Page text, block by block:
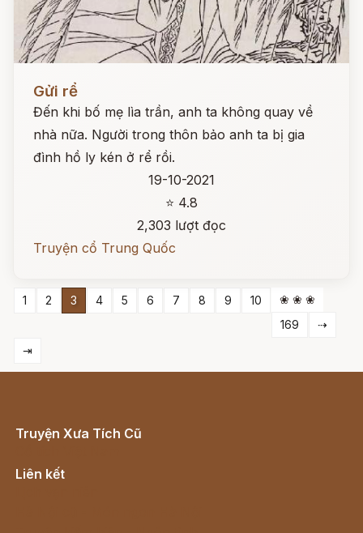
Gửi rể
Đến khi bố mẹ lìa trần, anh ta không quay về
nhà nữa. Người trong thôn bảo anh ta bị gia
đình hồ ly kén ở rể rồi.
19-10-2021
⭐ 4.8
2,303 lượt đọc
Truyện cổ Trung Quốc
1 2 3 4 5 6 7 8 9 10
❀ ❀ ❀
169
⇢
⇥
Truyện Xưa Tích Cũ
Liên kết